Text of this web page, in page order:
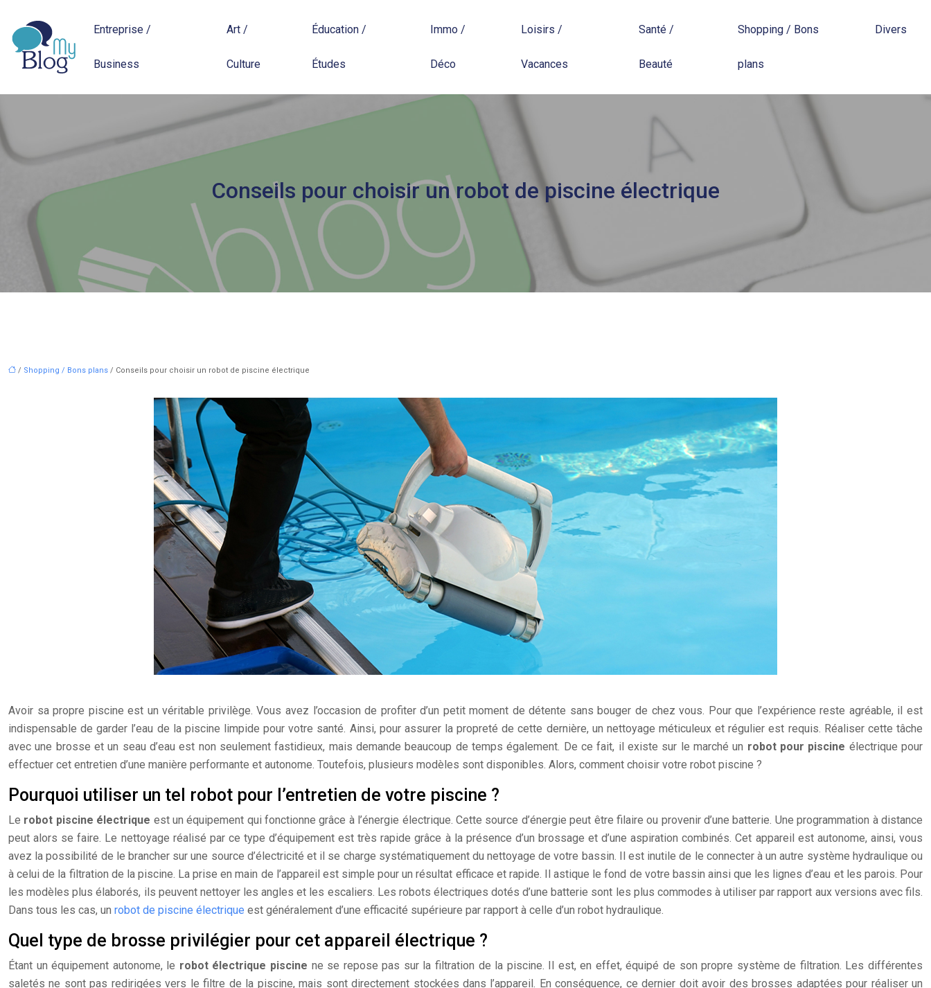
Entreprise /
Business
Art /
Culture
Éducation /
Études
Immo /
Déco
Loisirs /
Vacances
Santé /
Beauté
Shopping / Bons
plans
Divers
Conseils pour choisir un robot de piscine électrique
/ Shopping / Bons plans / Conseils pour choisir un robot de piscine électrique
Avoir sa propre piscine est un véritable privilège. Vous avez l’occasion de profiter d’un petit moment de détente sans bouger de chez vous. Pour que l’expérience reste agréable, il est
indispensable de garder l’eau de la piscine limpide pour votre santé. Ainsi, pour assurer la propreté de cette dernière, un nettoyage méticuleux et régulier est requis. Réaliser cette tâche
avec une brosse et un seau d’eau est non seulement fastidieux, mais demande beaucoup de temps également. De ce fait, il existe sur le marché un robot pour piscine électrique pour
effectuer cet entretien d’une manière performante et autonome. Toutefois, plusieurs modèles sont disponibles. Alors, comment choisir votre robot piscine ?
Pourquoi utiliser un tel robot pour l’entretien de votre piscine ?
Le robot piscine électrique est un équipement qui fonctionne grâce à l’énergie électrique. Cette source d’énergie peut être filaire ou provenir d’une batterie. Une programmation à distance
peut alors se faire. Le nettoyage réalisé par ce type d’équipement est très rapide grâce à la présence d’un brossage et d’une aspiration combinés. Cet appareil est autonome, ainsi, vous
avez la possibilité de le brancher sur une source d’électricité et il se charge systématiquement du nettoyage de votre bassin. Il est inutile de le connecter à un autre système hydraulique ou
à celui de la filtration de la piscine. La prise en main de l’appareil est simple pour un résultat efficace et rapide. Il astique le fond de votre bassin ainsi que les lignes d’eau et les parois. Pour
les modèles plus élaborés, ils peuvent nettoyer les angles et les escaliers. Les robots électriques dotés d’une batterie sont les plus commodes à utiliser par rapport aux versions avec fils.
Dans tous les cas, un robot de piscine électrique est généralement d’une efficacité supérieure par rapport à celle d’un robot hydraulique.
Quel type de brosse privilégier pour cet appareil électrique ?
Étant un équipement autonome, le robot électrique piscine ne se repose pas sur la filtration de la piscine. Il est, en effet, équipé de son propre système de filtration. Les différentes
saletés ne sont pas redirigées vers le filtre de la piscine, mais sont directement stockées dans l’appareil. En conséquence, ce dernier doit avoir des brosses adaptées pour réaliser un